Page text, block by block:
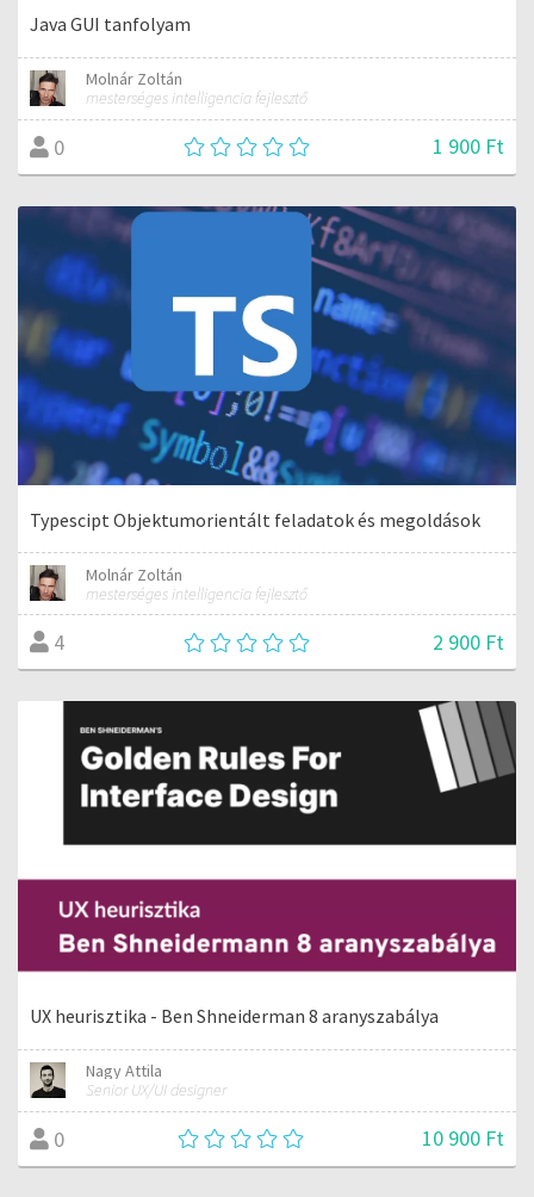
Java GUI tanfolyam
Molnár Zoltán
mesterséges intelligencia fejlesztő
0 1 900 Ft
Typescipt Objektumorientált feladatok és megoldások
Molnár Zoltán
mesterséges intelligencia fejlesztő
4 2 900 Ft
UX heurisztika - Ben Shneiderman 8 aranyszabálya
Nagy Attila
Senior UX/UI designer
0 10 900 Ft